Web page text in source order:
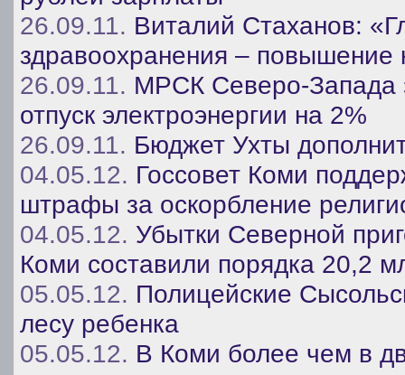
26.09.11. Виталий Стаханов:
здравоохранения – повышение
26.09.11. МРСК Северо-Запада
отпуск электроэнергии на 2%
26.09.11. Бюджет Ухты
04.05.12. Госсовет Коми
штрафы за оскорбление
04.05.12. Убытки Северной
Коми составили порядка 20,2
05.05.12. Полицейские
лесу ребенка
05.05.12. В Коми более чем в